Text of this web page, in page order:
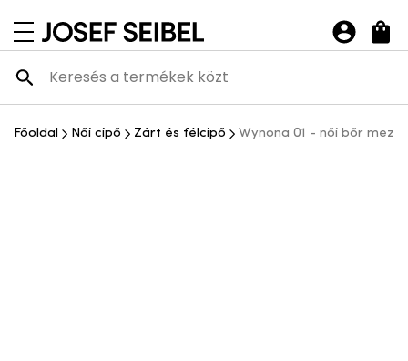
navigációs menü megnyitása
Josef Seibel Webshop
Főoldal Női cipő Zárt és félcipő Wynona 01 - női bőr